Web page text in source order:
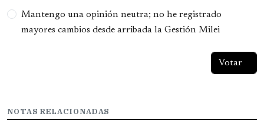
Mantengo una opinión neutra; no he registrado
mayores cambios desde arribada la Gestión Milei
NOTAS RELACIONADAS